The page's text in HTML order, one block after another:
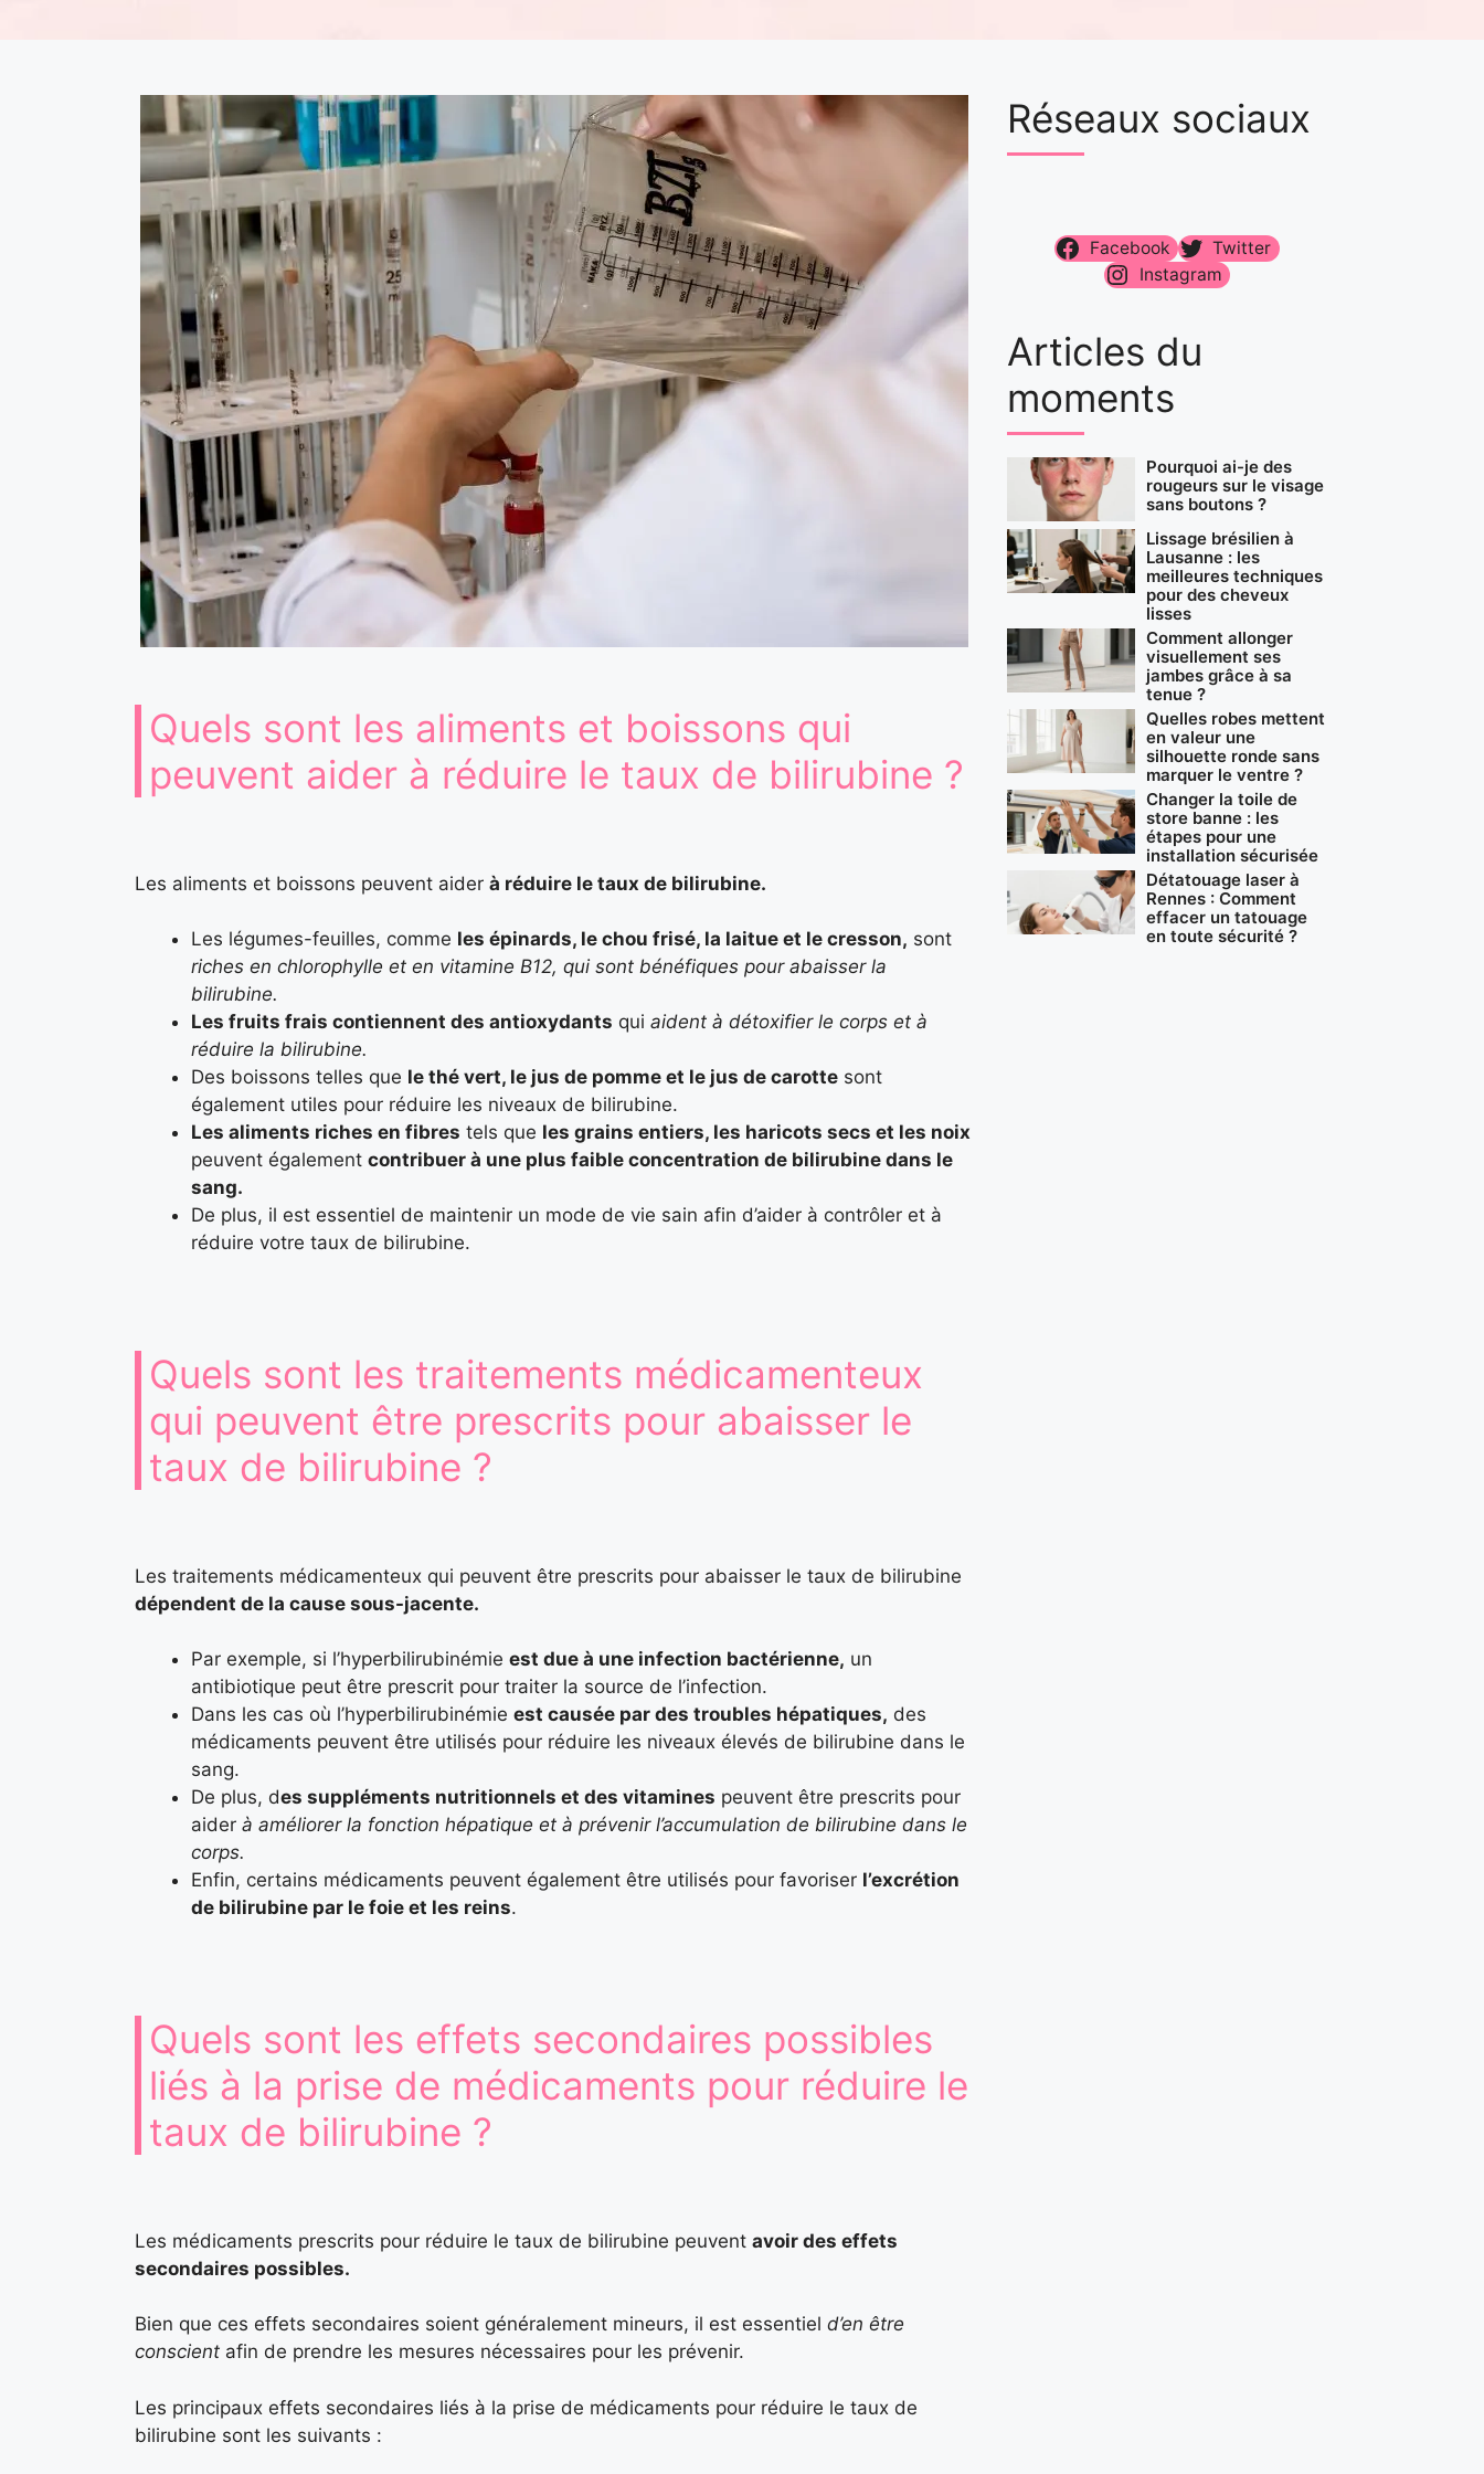
Quels sont les aliments et boissons qui
peuvent aider à réduire le taux de bilirubine ?
Les aliments et boissons peuvent aider à réduire le taux de bilirubine.
Les légumes-feuilles, comme les épinards, le chou frisé, la laitue et le cresson, sont
riches en chlorophylle et en vitamine B12, qui sont bénéfiques pour abaisser la
bilirubine.
Les fruits frais contiennent des antioxydants qui aident à détoxifier le corps et à
réduire la bilirubine.
Des boissons telles que le thé vert, le jus de pomme et le jus de carotte sont
également utiles pour réduire les niveaux de bilirubine.
Les aliments riches en fibres tels que les grains entiers, les haricots secs et les noix
peuvent également contribuer à une plus faible concentration de bilirubine dans le
sang.
De plus, il est essentiel de maintenir un mode de vie sain afin d’aider à contrôler et à
réduire votre taux de bilirubine.
Quels sont les traitements médicamenteux
qui peuvent être prescrits pour abaisser le
taux de bilirubine ?
Les traitements médicamenteux qui peuvent être prescrits pour abaisser le taux de bilirubine
dépendent de la cause sous-jacente.
Par exemple, si l’hyperbilirubinémie est due à une infection bactérienne, un
antibiotique peut être prescrit pour traiter la source de l’infection.
Dans les cas où l’hyperbilirubinémie est causée par des troubles hépatiques, des
médicaments peuvent être utilisés pour réduire les niveaux élevés de bilirubine dans le
sang.
De plus, des suppléments nutritionnels et des vitamines peuvent être prescrits pour
aider à améliorer la fonction hépatique et à prévenir l’accumulation de bilirubine dans le
corps.
Enfin, certains médicaments peuvent également être utilisés pour favoriser l’excrétion
de bilirubine par le foie et les reins.
Quels sont les effets secondaires possibles
liés à la prise de médicaments pour réduire le
taux de bilirubine ?
Les médicaments prescrits pour réduire le taux de bilirubine peuvent avoir des effets
secondaires possibles.
Bien que ces effets secondaires soient généralement mineurs, il est essentiel d’en être
conscient afin de prendre les mesures nécessaires pour les prévenir.
Les principaux effets secondaires liés à la prise de médicaments pour réduire le taux de
bilirubine sont les suivants :
Réseaux sociaux
Facebook
Twitter
Instagram
Articles du
moments
Pourquoi ai-je des
rougeurs sur le visage
sans boutons ?
Lissage brésilien à
Lausanne : les
meilleures techniques
pour des cheveux
lisses
Comment allonger
visuellement ses
jambes grâce à sa
tenue ?
Quelles robes mettent
en valeur une
silhouette ronde sans
marquer le ventre ?
Changer la toile de
store banne : les
étapes pour une
installation sécurisée
Détatouage laser à
Rennes : Comment
effacer un tatouage
en toute sécurité ?